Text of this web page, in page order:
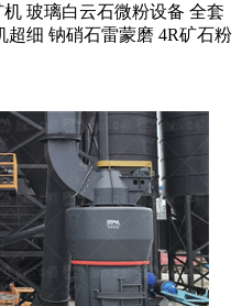
玻璃白云石微粉设备 全套
超细 钠硝石雷蒙磨 4R矿石粉